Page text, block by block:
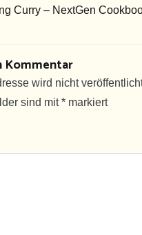
Curry – NextGen
Kommentar
wird nicht
sind mit* markiert